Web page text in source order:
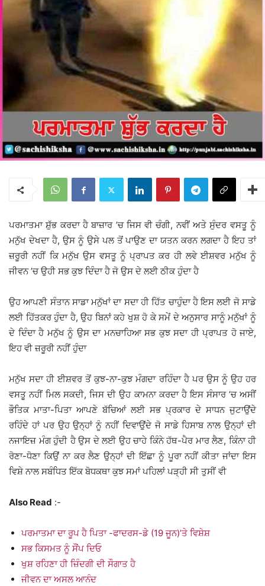
ਪਰਮਾਤਮਾ ਸ਼ੁੱਭ ਕਰਦਾ ਹੈ ਬਾਜ਼ਾਰ ’ਚ ਜਿਸ ਵੀ ਚੰਗੀ, ਨਵੀਂ ਅਤੇ ਸੁੰਦਰ ਵਸਤੂ ਨੂੰ
ਮਨੁੱਖ ਦੇਖਦਾ ਹੈ, ਉਸ ਨੂੰ ਉਸੇ ਪਲ ਤੋਂ ਪਾਉਣ ਦਾ ਯਤਨ ਕਰਨ ਲਗਦਾ ਹੈ ਇਹ ਤਾਂ
ਜ਼ਰੂਰੀ ਨਹੀਂ ਕਿ ਮਨੁੱਖ ਉਸ ਵਸਤੂ ਨੂੰ ਪ੍ਰਾਪਤ ਕਰ ਹੀ ਲਵੇ ਈਸ਼ਵਰ ਮਨੁੱਖ ਨੂੰ
ਜੀਵਨ ’ਚ ਉਹੀ ਸਭ ਕੁਝ ਦਿੰਦਾ ਹੈ ਜੋ ਉਸ ਦੇ ਲਈ ਠੀਕ ਹੁੰਦਾ ਹੈ
ਉਹ ਆਪਣੀ ਸੰਤਾਨ ਸਾਡਾ ਮਨੁੱਖਾਂ ਦਾ ਸਦਾ ਹੀ ਹਿੱਤ ਚਾਹੁੰਦਾ ਹੈ ਇਸ ਲਈ ਜੋ ਸਾਡੇ
ਲਈ ਹਿੱਤਕਰ ਹੁੰਦਾ ਹੈ, ਉਹ ਬਿਨਾਂ ਕਹੇ ਖੁਸ਼ ਹੋ ਕੇ ਸਮੇਂ ਦੇ ਅਨੁਸਾਰ ਸਾਨੂੰ ਮਨੁੱਖਾਂ ਨੂੰ
ਦੇ ਦਿੰਦਾ ਹੈ ਮਨੁੱਖ ਨੂੰ ਉਸ ਦਾ ਮਨਚਾਹਿਆ ਸਭ ਕੁਝ ਸਦਾ ਹੀ ਪ੍ਰਾਪਤ ਹੋ ਜਾਏ,
ਇਹ ਵੀ ਜ਼ਰੂਰੀ ਨਹੀਂ ਹੁੰਦਾ
ਮਨੁੱਖ ਸਦਾ ਹੀ ਈਸ਼ਵਰ ਤੋਂ ਕੁਝ-ਨਾ-ਕੁਝ ਮੰਗਦਾ ਰਹਿੰਦਾ ਹੈ ਪਰ ਉਸ ਨੂੰ ਉਹ ਹਰ
ਵਸਤੂ ਨਹੀਂ ਮਿਲ ਸਕਦੀ, ਜਿਸ ਦੀ ਉਹ ਕਾਮਨਾ ਕਰਦਾ ਹੈ ਇਸ ਸੰਸਾਰ ’ਚ ਅਸੀਂ
ਭੌਤਿਕ ਮਾਤਾ-ਪਿਤਾ ਆਪਣੇ ਬੱਚਿਆਂ ਲਈ ਸਭ ਪ੍ਰਕਾਰ ਦੇ ਸਾਧਨ ਜੁਟਾਉਂਦੇ
ਰਹਿੰਦੇ ਹਾਂ ਪਰ ਉਹ ਉਨ੍ਹਾਂ ਨੂੰ ਨਹੀਂ ਦਿਵਾਉਂਦੇ ਜੋ ਸਾਡੇ ਹਿਸਾਬ ਨਾਲ ਉਨ੍ਹਾਂ ਦੀ
ਨਜਾਇਜ਼ ਮੰਗ ਹੁੰਦੀ ਹੈ ਉਸ ਦੇ ਲਈ ਉਹ ਚਾਹੇ ਕਿੰਨੇ ਹੱਥ-ਪੈਰ ਮਾਰ ਲੈਣ, ਕਿੰਨਾ ਹੀ
ਰੋਣਾ-ਧੋਣਾ ਕਿਉਂ ਨਾ ਕਰ ਲੈਣ ਉਨ੍ਹਾਂ ਦੀ ਇੱਛਾ ਨੂੰ ਪੂਰਾ ਨਹੀਂ ਕੀਤਾ ਜਾਂਦਾ ਇਸ
ਵਿਸ਼ੇ ਨਾਲ ਸਬੰਧਿਤ ਇੱਕ ਬੋਧਕਥਾ ਕੁਝ ਸਮਾਂ ਪਹਿਲਾਂ ਪੜ੍ਹੀ ਸੀ ਤੁਸੀਂ ਵੀ
Also Read :-
ਪਰਮਾਤਮਾ ਦਾ ਰੂਪ ਹੈ ਪਿਤਾ -ਫਾਦਰਸ-ਡੇ (19 ਜੂਨ)’ਤੇ ਵਿਸ਼ੇਸ਼
ਸਭ ਕਿਸਮਤ ਨੂੰ ਸੌਂਪ ਦਿਓ
ਖੁਸ਼ ਰਹਿਣਾ ਹੀ ਜ਼ਿੰਦਗੀ ਦੀ ਸੌਗਾਤ ਹੈ
ਜੀਵਨ ਦਾ ਅਸਲ ਆਨੰਦ